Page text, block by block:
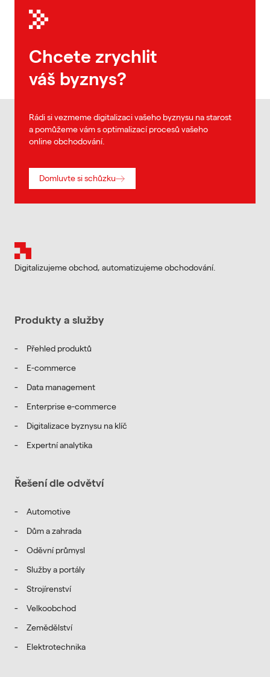
Chcete zrychlit
váš byznys?
Rádi si vezmeme digitalizaci vašeho byznysu na starost
a pomůžeme vám s optimalizací procesů vašeho
online obchodování.
Domluvte si schůzku
Digitalizujeme obchod, automatizujeme obchodování.
Produkty a služby
Přehled produktů
E-commerce
Data management
Enterprise e-commerce
Digitalizace byznysu na klíč
Expertní analytika
Řešení dle odvětví
Automotive
Dům a zahrada
Oděvní průmysl
Služby a portály
Strojírenství
Velkoobchod
Zemědělství
Elektrotechnika